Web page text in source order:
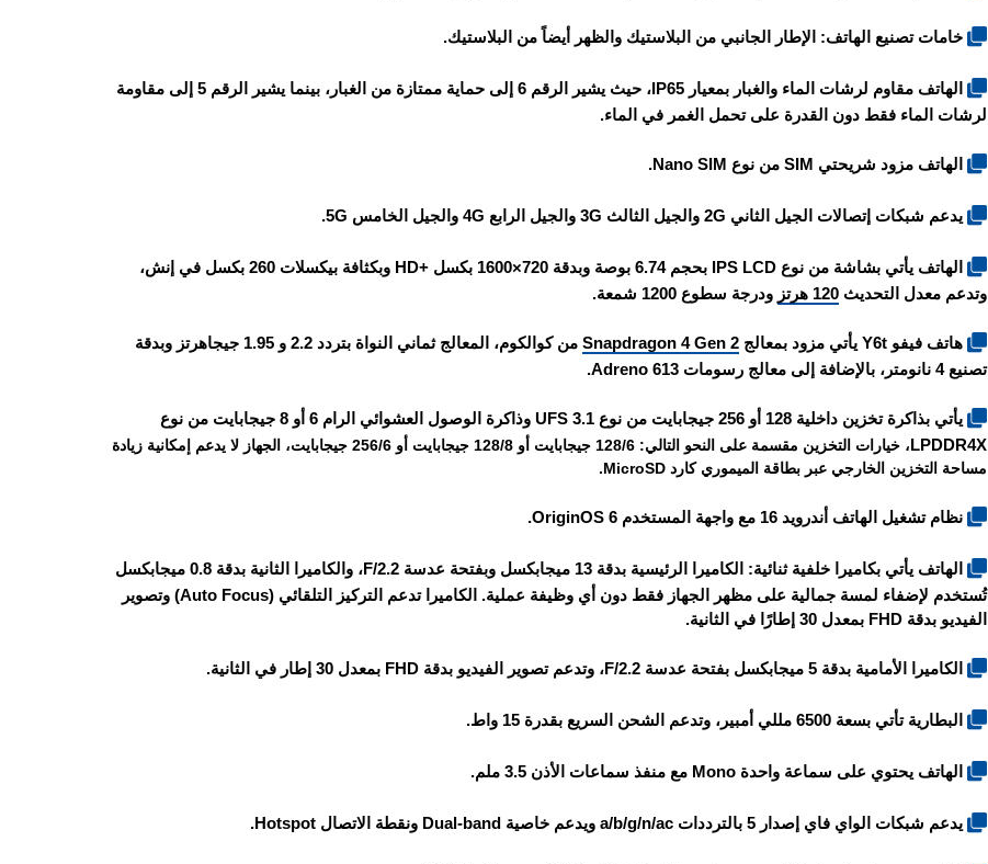
خامات تصنيع الهاتف: الإطار الجانبي من البلاستيك والظهر أيضاً من البلاستيك.
الهاتف مقاوم لرشات الماء والغبار بمعيار IP65، حيث يشير الرقم 6 إلى حماية ممتازة من الغبار، بينما يشير الرقم 5 إلى مقاومة
لرشات الماء فقط دون القدرة على تحمل الغمر في الماء.
الهاتف مزود شريحتي SIM من نوع Nano SIM.
يدعم شبكات إتصالات الجيل الثاني 2G والجيل الثالث 3G والجيل الرابع 4G والجيل الخامس 5G.
الهاتف يأتي بشاشة من نوع IPS LCD بحجم 6.74 بوصة وبدقة 720×1600 بكسل +HD وبكثافة بيكسلات 260 بكسل في إنش،
وتدعم معدل التحديث 120 هرتز ودرجة سطوع 1200 شمعة.
هاتف فيفو Y6t يأتي مزود بمعالج Snapdragon 4 Gen 2
من كوالكوم، المعالج ثماني النواة بتردد 2.2 و 1.95 جيجاهرتز وبدقة
تصنيع 4 نانومتر، بالإضافة إلى معالج رسومات Adreno 613.
يأتي بذاكرة تخزين داخلية 128 أو 256 جيجابايت من نوع UFS 3.1 وذاكرة الوصول العشوائي الرام 6 أو 8 جيجابايت من نوع
LPDDR4X
، خيارات التخزين مقسمة على النحو التالي: 128/6 جيجابايت أو 128/8 جيجابايت أو 256/6 جيجابايت، الجهاز لا يدعم إمكانية زيادة
مساحة التخزين الخارجي عبر بطاقة الميموري كارد MicroSD.
نظام تشغيل الهاتف أندرويد 16 مع واجهة المستخدم OriginOS 6.
الهاتف يأتي بكاميرا خلفية ثنائية: الكاميرا الرئيسية بدقة 13 ميجابكسل وبفتحة عدسة F/2.2، والكاميرا الثانية بدقة 0.8 ميجابكسل
تُستخدم لإضفاء لمسة جمالية على مظهر الجهاز فقط دون أي وظيفة عملية. الكاميرا تدعم التركيز التلقائي (Auto Focus) وتصوير
الفيديو بدقة FHD بمعدل 30 إطارًا في الثانية.
الكاميرا الأمامية بدقة 5 ميجابكسل بفتحة عدسة F/2.2، وتدعم تصوير الفيديو بدقة FHD بمعدل 30 إطار في الثانية.
البطارية تأتي بسعة 6500 مللي أمبير، وتدعم الشحن السريع بقدرة 15 واط.
الهاتف يحتوي على سماعة واحدة Mono مع منفذ سماعات الأذن 3.5 ملم.
يدعم شبكات الواي فاي إصدار 5 بالترددات a/b/g/n/ac ويدعم خاصية Dual-band ونقطة الاتصال Hotspot.